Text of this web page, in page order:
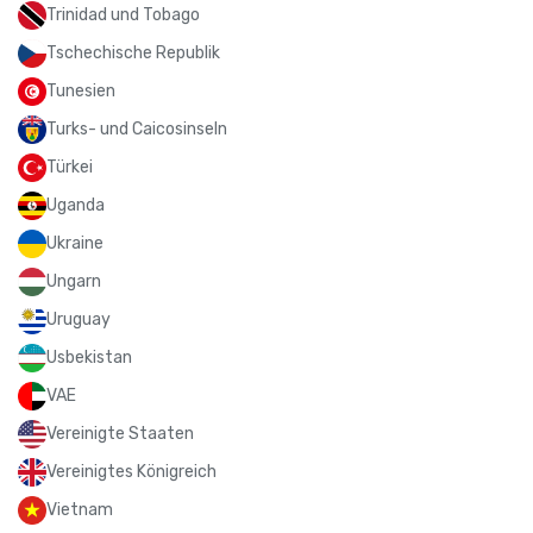
Trinidad und Tobago
Tschechische Republik
Tunesien
Turks- und Caicosinseln
Türkei
Uganda
Ukraine
Ungarn
Uruguay
Usbekistan
VAE
Vereinigte Staaten
Vereinigtes Königreich
Vietnam